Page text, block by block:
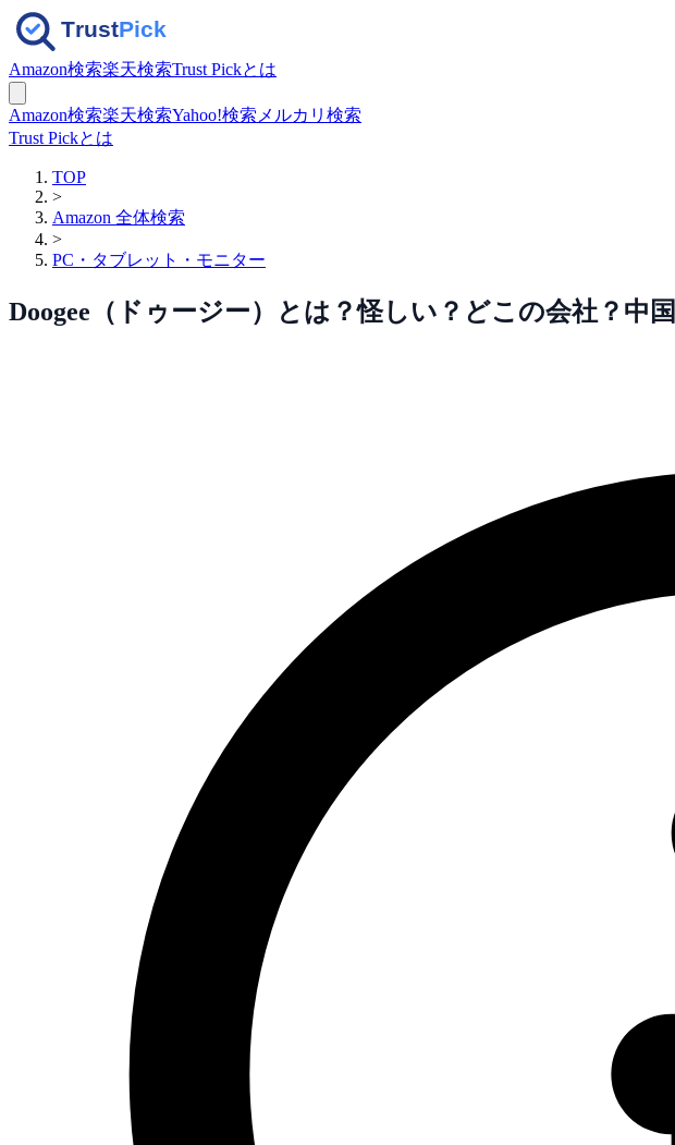
Amazon検索楽天検索Trust Pickとは
Amazon検索楽天検索Yahoo!検索 メルカリ検索
Trust Pickとは
TOP
>
Amazon 全体検索
>
PC・タブレット・モニター
Doogee（ドゥージー）とは？怪しい？どこの会社？中